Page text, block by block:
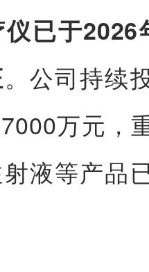
已于2026
。公司持续
万元，
液等产品